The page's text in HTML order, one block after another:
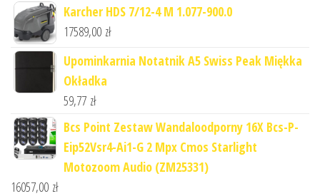
Karcher HDS 7/12-4 M 1.077-900.0
17589,00 zł
Upominkarnia Notatnik A5 Swiss Peak Miękka
Okładka
59,77 zł
Bcs Point Zestaw Wandaloodporny 16X Bcs-P-
Eip52Vsr4-Ai1-G 2 Mpx Cmos Starlight
Motozoom Audio (ZM25331)
16057,00 zł